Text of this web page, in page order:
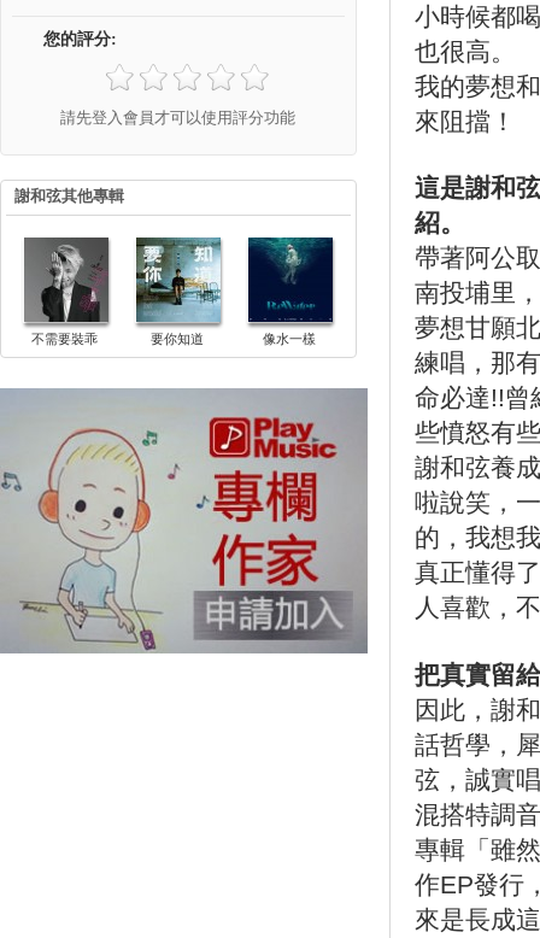
您的評分:
請先登入會員才可以使用評分功能
謝和弦其他專輯
不需要裝乖 要你知道 像水一樣
小時候都
也很高。
我的夢想
來阻擋！
這是謝和
紹。
帶著阿公
南投埔里
夢想甘願
練唱，那
命必達!!曾
些憤怒有
謝和弦養
啦說笑，
的，我想
真正懂得
人喜歡，
把真實留
因此，謝
話哲學，
弦，誠實
混搭特調
專輯「雖
作EP發行
來是長成